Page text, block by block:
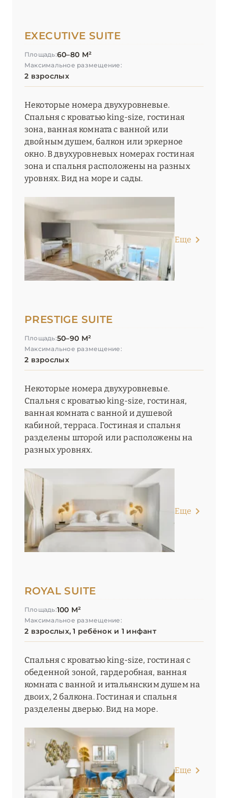
EXECUTIVE SUITE
Площадь:60–80 М²
Максимальное размещение:
2 взрослых
Некоторые номера двухуровневые.
Спальня с кроватью king-size, гостиная
зона, ванная комната с ванной или
двойным душем, балкон или эркерное
окно. В двухуровневых номерах гостиная
зона и спальня расположены на разных
уровнях. Вид на море и сады.
Еще
PRESTIGE SUITE
Площадь:50–90 М²
Максимальное размещение:
2 взрослых
Некоторые номера двухуровневые.
Спальня с кроватью king-size, гостиная,
ванная комната с ванной и душевой
кабиной, терраса. Гостиная и спальня
разделены шторой или расположены на
разных уровнях.
Еще
ROYAL SUITE
Площадь:100 М²
Максимальное размещение:
2 взрослых, 1 ребёнок и 1 инфант
Спальня с кроватью king-size, гостиная с
обеденной зоной, гардеробная, ванная
комната с ванной и итальянским душем на
двоих, 2 балкона. Гостиная и спальня
разделены дверью. Вид на море.
Еще